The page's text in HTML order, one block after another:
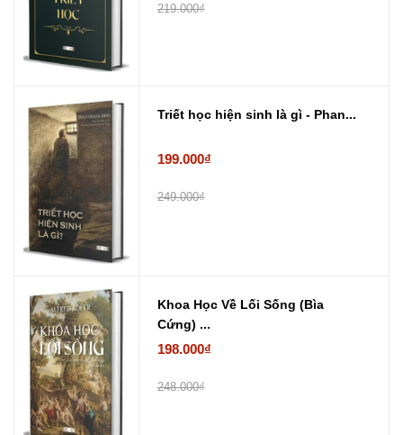
219.000₫
Triết học hiện sinh là gì - Phan...
199.000₫
249.000₫
Khoa Học Về Lối Sống (Bìa
Cứng) ...
198.000₫
248.000₫